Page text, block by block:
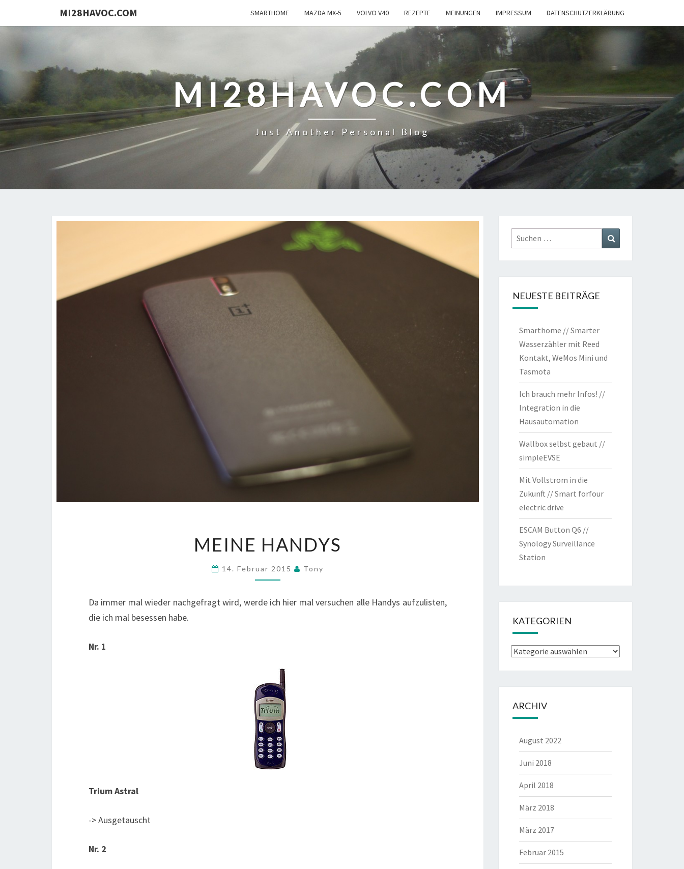
MI28HAVOC.COM SMARTHOME MAZDA MX-5 VOLVO V40 REZEPTE MEINUNGEN IMPRESSUM DATENSCHUTZERKLÄRUNG
MI28HAVOC.COM
Just Another Personal Blog
HANDYS
MEINE HANDYS
14. Februar 2015 Tony
Da immer mal wieder nachgefragt wird, werde ich hier mal versuchen alle Handys aufzulisten,
die ich mal besessen habe.
Nr. 1
Trium Astral
-> Ausgetauscht
Nr. 2
Suchen
nach:
NEUESTE BEITRÄGE
Smarthome // Smarter
Wasserzähler mit Reed
Kontakt, WeMos Mini und
Tasmota
Ich brauch mehr Infos! //
Integration in die
Hausautomation
Wallbox selbst gebaut //
simpleEVSE
Mit Vollstrom in die
Zukunft // Smart forfour
electric drive
ESCAM Button Q6 //
Synology Surveillance
Station
KATEGORIEN
Kategorien
ARCHIV
August 2022
Juni 2018
April 2018
März 2018
März 2017
Februar 2015